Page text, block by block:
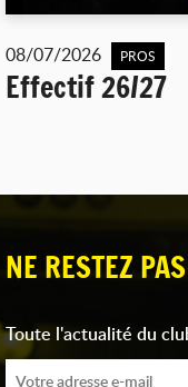
08/07/2026 PROS
Effectif 26/27
NE RESTEZ
Toute l'actualité du